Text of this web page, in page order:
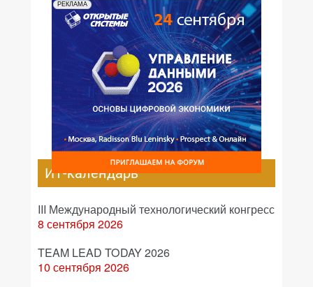
РЕКЛАМА
ИТ-календарь
III Международный технологический конгресс
8 сентября 2026
TEAM LEAD TODAY 2026
10 сентября 2026